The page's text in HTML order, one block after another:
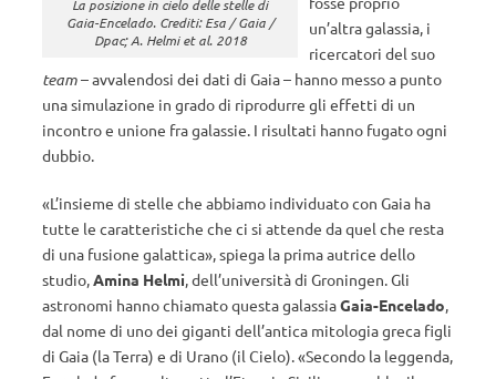
La posizione in cielo delle stelle di
Gaia-Encelado. Crediti: Esa / Gaia /
Dpac; A. Helmi et al. 2018
un’altra galassia, i
ricercatori del suo
team– avvalendosi dei dati di Gaia – hanno messo a punto
una simulazione in grado di riprodurre gli effetti di un
incontro e unione fra galassie. I risultati hanno fugato ogni
dubbio.
«L’insieme di stelle che abbiamo individuato con Gaia ha
tutte le caratteristiche che ci si attende da quel che resta
di una fusione galattica», spiega la prima autrice dello
studio,Amina Helmi, dell’università di Groningen. Gli
astronomi hanno chiamato questa galassiaGaia-Encelado,
dal nome di uno dei giganti dell’antica mitologia greca figli
di Gaia (la Terra) e di Urano (il Cielo). «Secondo la leggenda,